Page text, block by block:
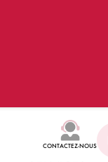
CONTACTEZ-NOUS